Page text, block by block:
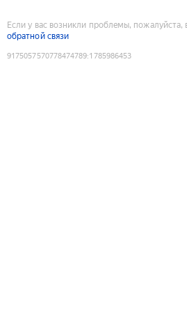
Если у вас возникли проблемы, пожалуйста,
обратной связи
9175057570778474789:1785986453